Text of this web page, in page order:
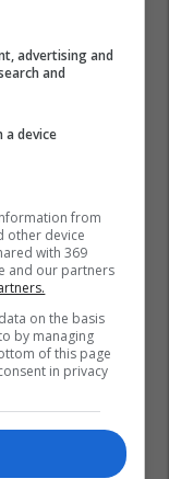
advertising and
and
device
from
other device
with 369
and our partners
on the basis
by managing
of this page
in privacy